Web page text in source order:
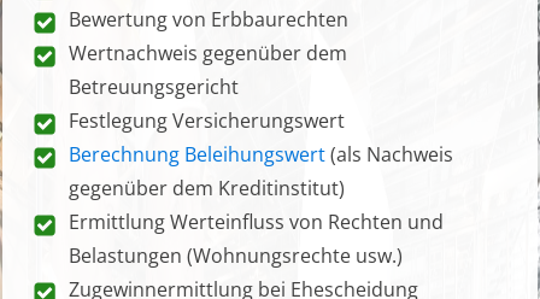
Bewertung von Erbbaurechten
Wertnachweis gegenüber dem
Betreuungsgericht
Festlegung Versicherungswert
Berechnung Beleihungswert(als Nachweis
gegenüber dem Kreditinstitut)
Ermittlung Werteinfluss von Rechten und
Belastungen (Wohnungsrechte usw.)
Zugewinnermittlung bei Ehescheidung